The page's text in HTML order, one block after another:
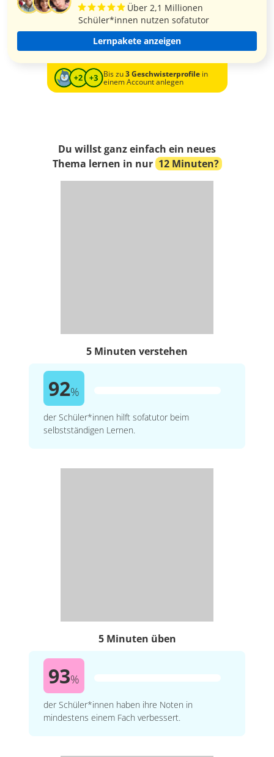
Über 2,1 Millionen
Schüler*innen nutzen sofatutor
Lernpakete anzeigen
Bis zu3 Geschwisterprofilein
einem Account anlegen
Du willst ganz einfach ein neues
Thema lernen in nur 12 Minuten?
5 Minuten verstehen
92%
der Schüler*innen hilft sofatutor beim
selbstständigen Lernen.
5 Minuten üben
93%
der Schüler*innen haben ihre Noten in
mindestens einem Fach verbessert.